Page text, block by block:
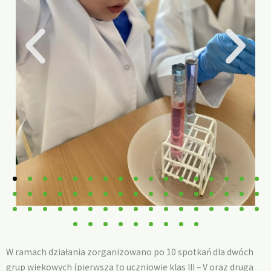
W ramach działania zorganizowano po 10 spotkań dla dwóch
grup wiekowych (pierwsza to uczniowie klas III – V oraz druga